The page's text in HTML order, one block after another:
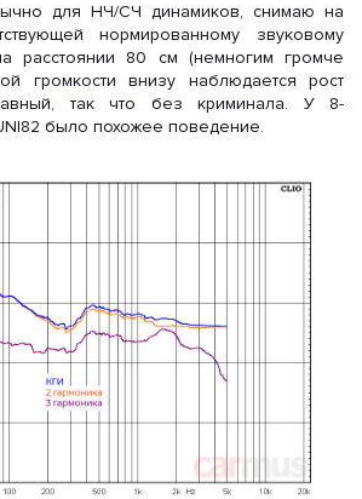
для НЧ/СЧ динамиков, снимаю на
нормированному звуковому
расстоянии 80 см (немногим громче
громкости внизу наблюдается рост
так что без криминала. У 8-
было похожее поведение.